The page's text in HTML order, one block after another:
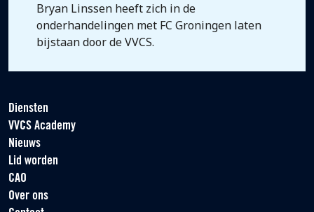
Bryan Linssen heeft zich in de
onderhandelingen met FC Groningen laten
bijstaan door de VVCS.
Diensten
VVCS Academy
Nieuws
Lid worden
CAO
Over ons